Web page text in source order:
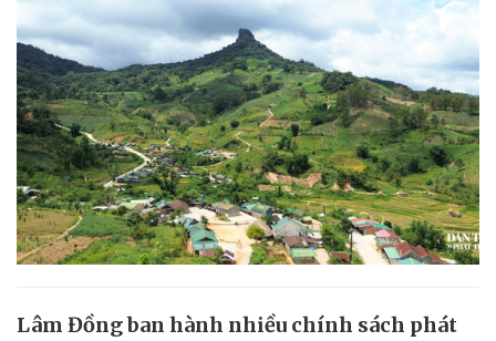
Lâm Đồng ban hành nhiều chính sách phát